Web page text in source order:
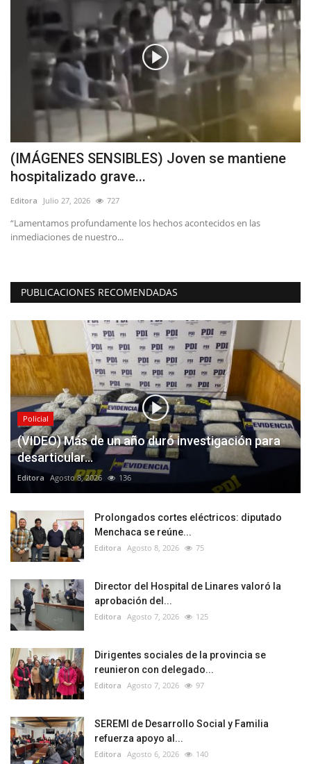
(IMÁGENES SENSIBLES) Joven se mantiene
hospitalizado grave...
Editora Julio 27, 2026 727
“Lamentamos profundamente los hechos acontecidos en las
inmediaciones de nuestro...
PUBLICACIONES RECOMENDADAS
Policial
(VIDEO) Más de un año duró investigación para
desarticular...
Editora Agosto 8, 2026 136
Prolongados cortes eléctricos: diputado
Menchaca se reúne...
Editora Agosto 8, 2026 75
Director del Hospital de Linares valoró la
aprobación del...
Editora Agosto 7, 2026 125
Dirigentes sociales de la provincia se
reunieron con delegado...
Editora Agosto 7, 2026 97
SEREMI de Desarrollo Social y Familia
refuerza apoyo al...
Editora Agosto 6, 2026 140